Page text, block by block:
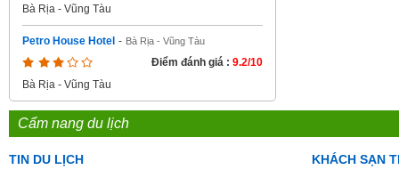
Bà Rịa - Vũng Tàu
Petro House Hotel - Bà Rịa - Vũng Tàu
Điểm đánh giá : 9.2/10
Bà Rịa - Vũng Tàu
Cẩm nang du lịch
TIN DU LỊCH KHÁCH SẠN